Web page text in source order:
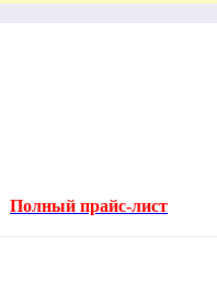
Полный прайс-лист